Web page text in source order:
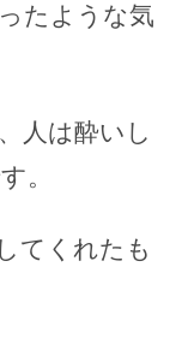
たような気
人は酔いし
。
てくれたも